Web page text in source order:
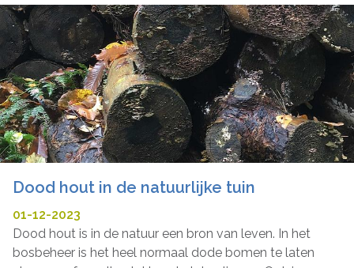
methaan doen ontstaan, een krachtig broeikasgas.
Wanneer je het tuinafval gewoon op een hoop gooit of
in een put krijg je rotting. Vermijd rottingsprocessen door
regelmatig te beluchten.
Dood hout in de natuurlijke tuin
01-12-2023
Dood hout is in de natuur een bron van leven. In het
bosbeheer is het heel normaal dode bomen te laten